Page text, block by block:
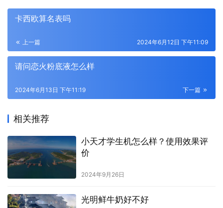
卡西欧算名表吗
上一篇 2024年6月12日 下午11:09
请问恋火粉底液怎么样
下一篇
2024年6月13日 下午11:19
相关推荐
小天才学生机怎么样？使用效果评
价
2024年9月26日
光明鲜牛奶好不好